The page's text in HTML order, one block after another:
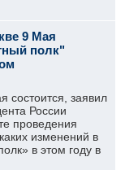
9 Мая
полк"
состоится, заявил
России
проведения
изменений в
в этом году в